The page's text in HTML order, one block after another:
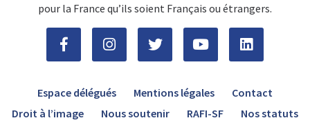
pour la France qu’ils soient Français ou étrangers.
Espace délégués Mentions légales
Contact
Droit à l’image
Nous soutenir RAFI-SF Nos statuts